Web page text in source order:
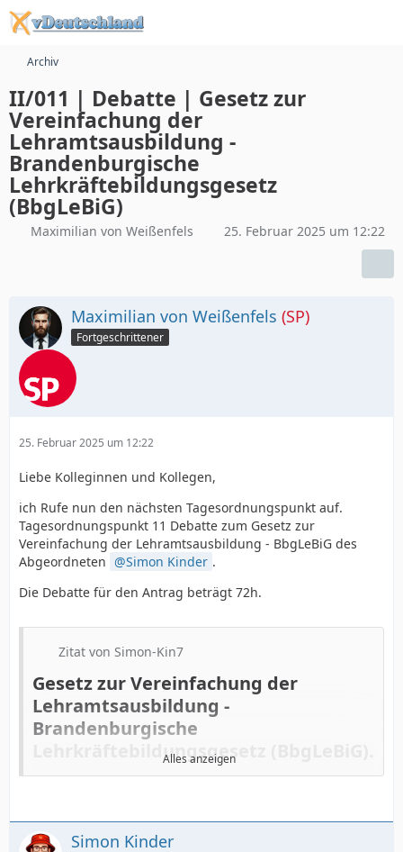
Archiv
II/011 | Debatte | Gesetz zur
Vereinfachung der
Lehramtsausbildung -
Brandenburgische
Lehrkräftebildungsgesetz
(BbgLeBiG)
Maximilian von Weißenfels 25. Februar 2025 um 12:22
Maximilian von Weißenfels (SP)
Fortgeschrittener
25. Februar 2025 um 12:22
Liebe Kolleginnen und Kollegen,
ich Rufe nun den nächsten Tagesordnungspunkt auf.
Tagesordnungspunkt 11 Debatte zum Gesetz zur
Vereinfachung der Lehramtsausbildung - BbgLeBiG des
Abgeordneten
Simon Kinder .
Die Debatte für den Antrag beträgt 72h.
Zitat von Simon-Kin7
Gesetz zur Vereinfachung der
Lehramtsausbildung -
Brandenburgische
Lehrkräftebildungsgesetz (BbgLeBiG).
Der Landtag möge bitte beschließen:
Alles anzeigen
Simon Kinder